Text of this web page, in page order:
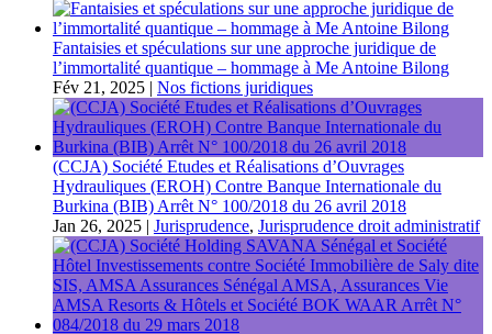
Fantaisies et spéculations sur une approche juridique de
l’immortalité quantique – hommage à Me Antoine Bilong
Fév 21, 2025 | Nos fictions juridiques
(CCJA) Société Etudes et Réalisations d’Ouvrages
Hydrauliques (EROH) Contre Banque Internationale du
Burkina (BIB) Arrêt N° 100/2018 du 26 avril 2018
Jan 26, 2025 | Jurisprudence, Jurisprudence droit administratif